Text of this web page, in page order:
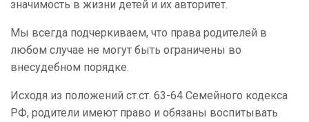
значимость в жизни детей и их авторитет.
Мы всегда подчеркиваем, что права родителей в
любом случае не могут быть ограничены во
внесудебном порядке.
Исходя из положений ст.ст. 63-64 Семейного кодекса
РФ, родители имеют право и обязаны воспитывать